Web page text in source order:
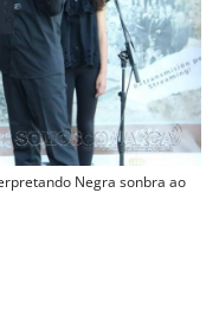
Negra sonbra ao